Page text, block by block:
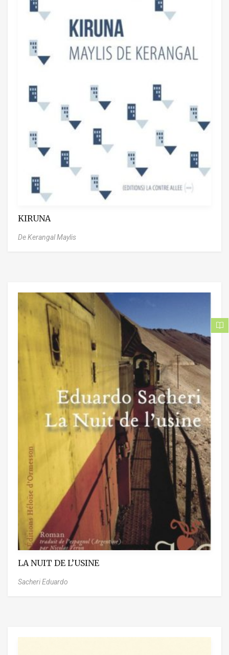
KIRUNA
De Kerangal Maylis
LA NUIT DE L’USINE
Sacheri Eduardo